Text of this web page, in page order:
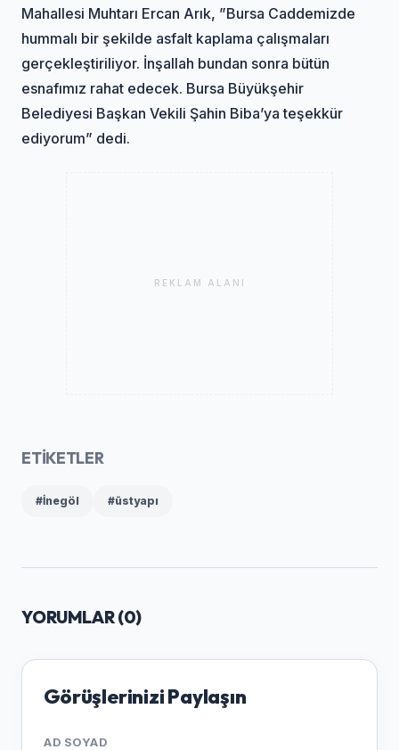
Mahallesi Muhtarı Ercan Arık, ”Bursa Caddemizde
hummalı bir şekilde asfalt kaplama çalışmaları
gerçekleştiriliyor. İnşallah bundan sonra bütün
esnafımız rahat edecek. Bursa Büyükşehir
Belediyesi Başkan Vekili Şahin Biba’ya teşekkür
ediyorum” dedi.
REKLAM ALANI
ETİKETLER
#İnegöl #üstyapı
YORUMLAR (0)
Görüşlerinizi Paylaşın
AD SOYAD